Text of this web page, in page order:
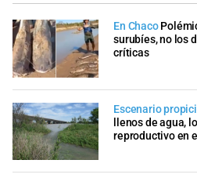
En Chaco
surubíes, no los
críticas
Escenario
llenos de agua,
reproductivo en